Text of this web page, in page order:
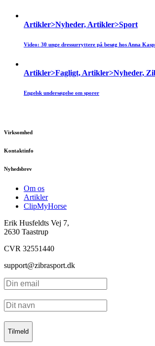
Artikler>Nyheder, Artikler>Sport
Video: 30 unge dressurryttere på besøg hos Anna
Artikler>Fagligt, Artikler>Nyheder,
Engelsk undersøgelse om sporer
Virksomhed
Kontaktinfo
Nyhedsbrev
Om os
Artikler
ClipMyHorse
Erik Husfeldts Vej 7,
2630 Taastrup
CVR 32551440
support@zibrasport.dk
Tilmeld